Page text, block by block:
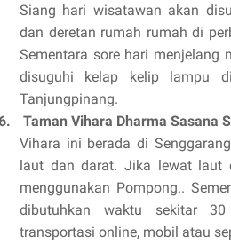
Siang hari wisatawan akan
dan deretan rumah rumah di
Sementara sore hari menjelang
disuguhi kelap kelip lampu
Tanjungpinang.
Taman Vihara Dharma Sasana
Vihara ini berada di
laut dan darat. Jika lewat laut
menggunakan Pompong..
dibutuhkan waktu sekitar 30
transportasi online, mobil atau